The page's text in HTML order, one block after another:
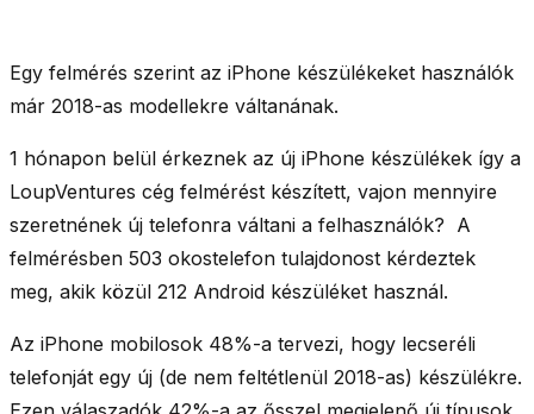
Egy felmérés szerint az iPhone készülékeket használók
már 2018-as modellekre váltanának.
1 hónapon belül érkeznek az új iPhone készülékek így a
LoupVentures cég felmérést készített, vajon mennyire
szeretnének új telefonra váltani a felhasználók? A
felmérésben 503 okostelefon tulajdonost kérdeztek
meg, akik közül 212 Android készüléket használ.
Az iPhone mobilosok 48%-a tervezi, hogy lecseréli
telefonját egy új (de nem feltétlenül 2018-as) készülékre.